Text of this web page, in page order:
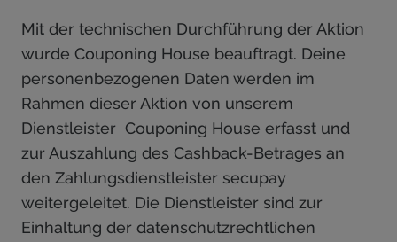
Mit der technischen Durchführung der Aktion
wurde Couponing House beauftragt. Deine
personenbezogenen Daten werden im
Rahmen dieser Aktion von unserem
Dienstleister Couponing House erfasst und
zur Auszahlung des Cashback-Betrages an
den Zahlungsdienstleister secupay
weitergeleitet. Die Dienstleister sind zur
Einhaltung der datenschutzrechtlichen